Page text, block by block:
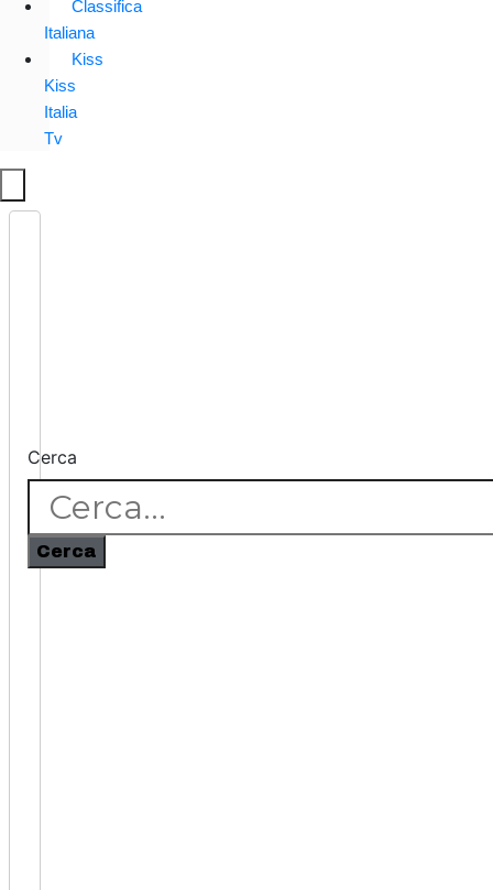
Classifica
Italiana
Kiss
Kiss
Italia
Tv
Cerca
Cerca